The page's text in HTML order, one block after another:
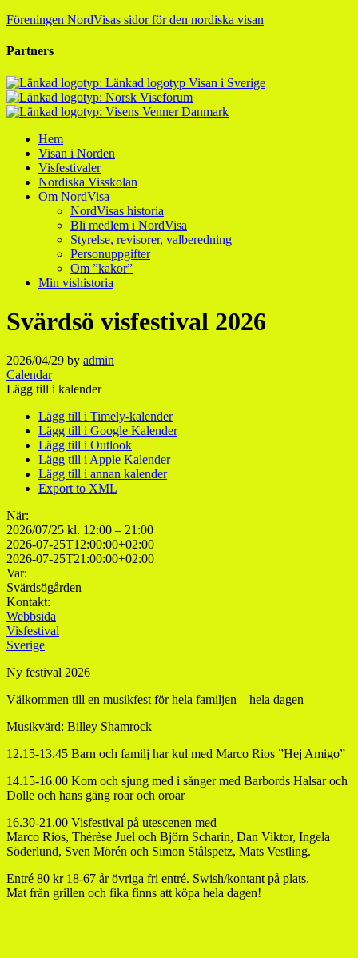
Föreningen NordVisas sidor för den nordiska visan
Partners
Hem
Visan i Norden
Visfestivaler
Nordiska Visskolan
Om NordVisa
NordVisas historia
Bli medlem i NordVisa
Styrelse, revisorer, valberedning
Personuppgifter
Om ”kakor”
Min vishistoria
Svärdsö visfestival 2026
2026/04/29 by admin
Calendar
Lägg till i kalender
Lägg till i Timely-kalender
Lägg till i Google Kalender
Lägg till i Outlook
Lägg till i Apple Kalender
Lägg till i annan kalender
Export to XML
När:
2026/07/25 kl. 12:00 – 21:00
2026-07-25T12:00:00+02:00
2026-07-25T21:00:00+02:00
Var:
Svärdsögården
Kontakt:
Webbsida
Visfestival
Sverige
Ny festival 2026
Välkommen till en musikfest för hela familjen – hela dagen
Musikvärd: Billey Shamrock
12.15-13.45 Barn och familj har kul med Marco Rios ”Hej Amigo”
14.15-16.00 Kom och sjung med i sånger med Barbords Halsar och
Dolle och hans gäng roar och oroar
16.30-21.00 Visfestival på utescenen med
Marco Rios, Thérèse Juel och Björn Scharin, Dan Viktor, Ingela
Söderlund, Sven Mörén och Simon Stålspetz, Mats Vestling.
Entré 80 kr 18-67 år övriga fri entré. Swish/kontant på plats.
Mat från grillen och fika finns att köpa hela dagen!